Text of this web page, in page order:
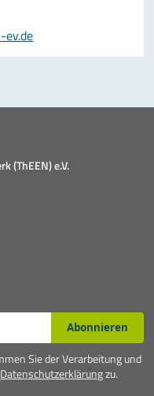
ev.de
(ThEEN) e.V.
Abonnieren
Sie der Verarbeitung und
Datenschutzerklärungzu.